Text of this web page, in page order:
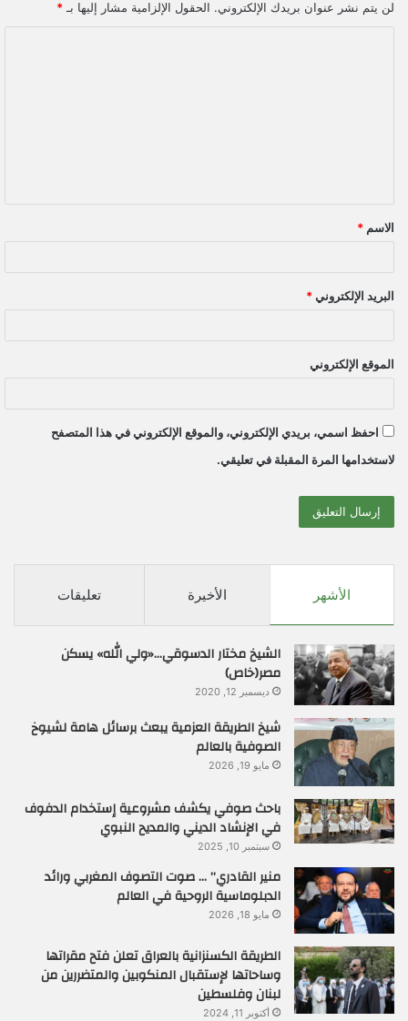
لن يتم نشر عنوان بريدك الإلكتروني. الحقول الإلزامية مشار إليها بـ *
ق
*
الاسم *
البريد الإلكتروني *
الموقع الإلكتروني
احفظ اسمي، بريدي الإلكتروني، والموقع الإلكتروني في هذا المتصفح
لاستخدامها المرة المقبلة في تعليقي.
الأشهر الأخيرة تعليقات
الشيخ مختار الدسوقي…«ولي الله» يسكن
مصر(خاص)
ديسمبر 12, 2020
شيخ الطريقة العزمية يبعث برسائل هامة لشيوخ
الصوفية بالعالم
مايو 19, 2026
باحث صوفي يكشف مشروعية إستخدام الدفوف
في الإنشاد الديني والمديح النبوي
سبتمبر 10, 2025
منير القادري” … صوت التصوف المغربي ورائد
الدبلوماسية الروحية في العالم
مايو 18, 2026
الطريقة الكسنزانية بالعراق تعلن فتح مقراتها
وساحاتها لإستقبال المنكوبين والمتضررين من
لبنان وفلسطين
أكتوبر 11, 2024